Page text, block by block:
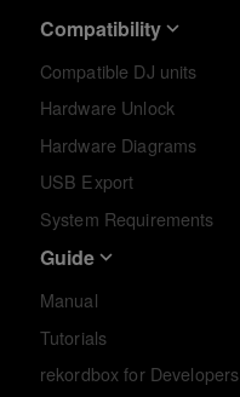
Compatibility
Compatible DJ units
Hardware Unlock
Hardware Diagrams
USB Export
System Requirements
Guide
Manual
Tutorials
rekordbox for Developers